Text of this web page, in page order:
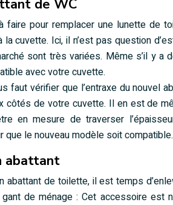
de WC
pour remplacer une lunette de
cuvette. Ici, il n’est pas question
sont très variées. Même s’il y
avec votre cuvette.
faut vérifier que l’entraxe du nouvel
côtés de votre cuvette. Il en est de
en mesure de traverser
que le nouveau modèle soit compatible.
abattant
abattant de toilette, il est temps
de ménage : Cet accessoire est